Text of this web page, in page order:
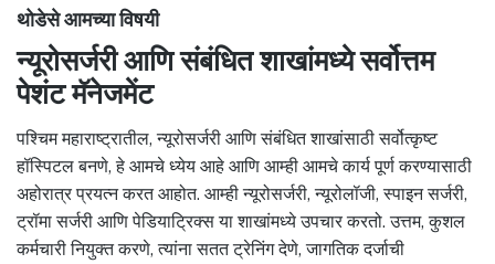
थोडेसे आमच्या विषयी
न्यूरोसर्जरी आणि संबंधित शाखांमध्ये सर्वोत्तम
पेशंट मॅनेजमेंट
पश्चिम महाराष्ट्रातील, न्यूरोसर्जरी आणि संबंधित शाखांसाठी सर्वोत्कृष्ट
हॉस्पिटल बनणे, हे आमचे ध्येय आहे आणि आम्ही आमचे कार्य पूर्ण करण्यासाठी
अहोरात्र प्रयत्न करत आहोत. आम्ही न्यूरोसर्जरी, न्यूरोलॉजी, स्पाइन सर्जरी,
ट्रॉमा सर्जरी आणि पेडियाट्रिक्स या शाखांमध्ये उपचार करतो. उत्तम, कुशल
कर्मचारी नियुक्त करणे, त्यांना सतत ट्रेनिंग देणे, जागतिक दर्जाची